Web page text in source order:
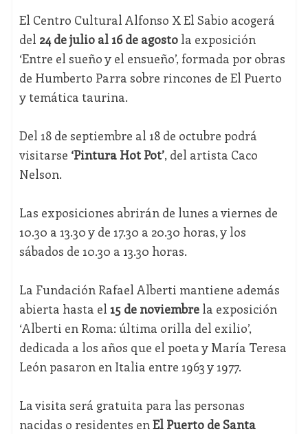
El Centro Cultural Alfonso X El Sabio acogerá
del 24 de julio al 16 de agostola exposición
‘Entre el sueño y el ensueño’, formada por obras
de Humberto Parra sobre rincones de El Puerto
y temática taurina.
Del 18 de septiembre al 18 de octubre podrá
visitarse ‘Pintura Hot Pot’, del artista Caco
Nelson.
Las exposiciones abrirán de lunes a viernes de
10.30 a 13.30 y de 17.30 a 20.30 horas, y los
sábados de 10.30 a 13.30 horas.
La Fundación Rafael Alberti mantiene además
abierta hasta el 15 de noviembrela exposición
‘Alberti en Roma: última orilla del exilio’,
dedicada a los años que el poeta y María Teresa
León pasaron en Italia entre 1963 y 1977.
La visita será gratuita para las personas
nacidas o residentes enEl Puerto de Santa